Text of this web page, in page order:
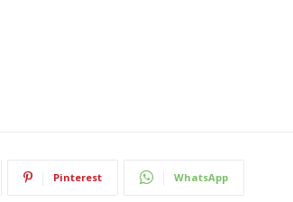
Pinterest WhatsApp